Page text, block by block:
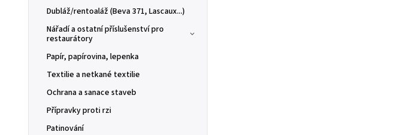
Dubláž/rentoaláž (Beva 371, Lascaux...)
Nářadí a ostatní příslušenství pro
restaurátory
Papír, papírovina, lepenka
Textilie a netkané textilie
Ochrana a sanace staveb
Přípravky proti rzi
Patinování